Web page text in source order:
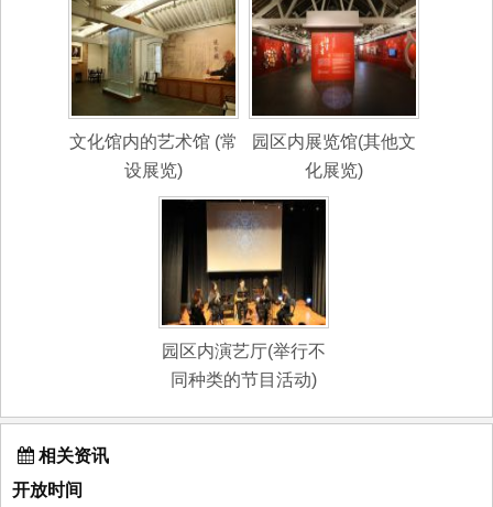
文化馆内的艺术馆 (常
设展览)
园区内展览馆(其他文
化展览)
园区内演艺厅(举行不
同种类的节目活动)
相关资讯
开放时间